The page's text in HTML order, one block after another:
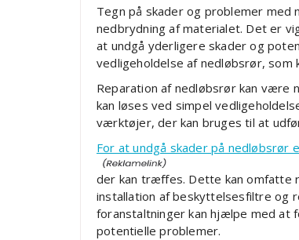
Tegn på skader og problemer
nedbrydning af materialet. Det er
at undgå yderligere skader og
vedligeholdelse af nedløbsrør,
Reparation af nedløbsrør kan være
kan løses ved simpel
værktøjer, der kan bruges til at
For at undgå skader på
der kan træffes. Dette kan omfatte
installation af beskyttelsesfiltre og
foranstaltninger kan hjælpe med at
potentielle problemer.